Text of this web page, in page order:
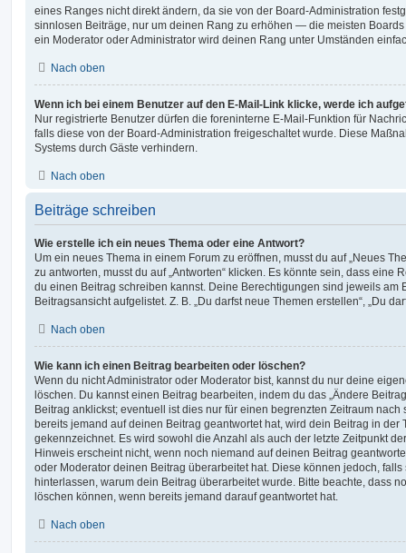
eines Ranges nicht direkt ändern, da sie von der Board-Administration
sinnlosen Beiträge, nur um deinen Rang zu erhöhen — die meisten
ein Moderator oder Administrator wird deinen Rang unter Umständen
Nach oben
Wenn ich bei einem Benutzer auf den E-Mail-Link klicke, werde ich
Nur registrierte Benutzer dürfen die foreninterne E-Mail-Funktion für
falls diese von der Board-Administration freigeschaltet wurde. Diese
Systems durch Gäste verhindern.
Nach oben
Beiträge schreiben
Wie erstelle ich ein neues Thema oder eine Antwort?
Um ein neues Thema in einem Forum zu eröffnen, musst du auf „Neues
zu antworten, musst du auf „Antworten“ klicken. Es könnte sein, dass eine
du einen Beitrag schreiben kannst. Deine Berechtigungen sind jeweils am
Beitragsansicht aufgelistet. Z. B. „Du darfst neue Themen erstellen“, „Du
Nach oben
Wie kann ich einen Beitrag bearbeiten oder löschen?
Wenn du nicht Administrator oder Moderator bist, kannst du nur deine
löschen. Du kannst einen Beitrag bearbeiten, indem du das „Ändere
Beitrag anklickst; eventuell ist dies nur für einen begrenzten Zeitraum
bereits jemand auf deinen Beitrag geantwortet hat, wird dein Beitrag in der
gekennzeichnet. Es wird sowohl die Anzahl als auch der letzte Zeitpunkt
Hinweis erscheint nicht, wenn noch niemand auf deinen Beitrag
oder Moderator deinen Beitrag überarbeitet hat. Diese können jedoch,
hinterlassen, warum dein Beitrag überarbeitet wurde. Bitte beachte, dass
löschen können, wenn bereits jemand darauf geantwortet hat.
Nach oben